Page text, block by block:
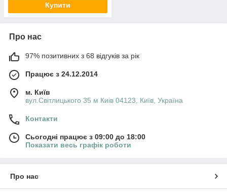
Купити
Про нас
97% позитивних з 68 відгуків за рік
Працює з 24.12.2014
м. Київ
вул.Світлицького 35 м Киів 04123, Київ, Україна
Контакти
Сьогодні працює з 09:00 до 18:00
Показати весь графік роботи
Про нас